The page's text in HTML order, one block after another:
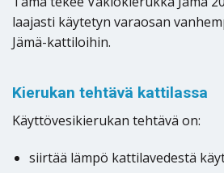
laajasti käytetyn varaosan
Jämä-kattiloihin.
Kierukan tehtävä kattilassa
Käyttövesikierukan tehtävä on:
siirtää lämpö kattilavedestä